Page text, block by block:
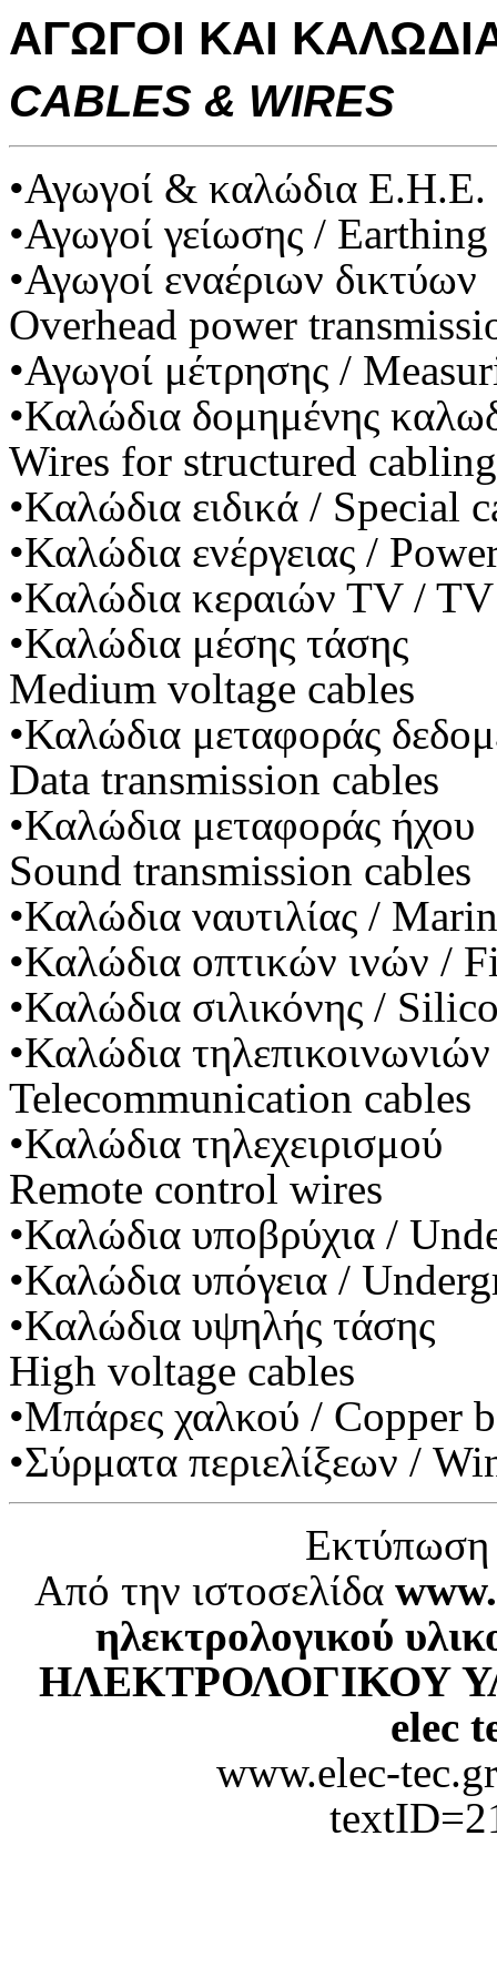
ΑΓΩΓΟΙ ΚΑΙ
CABLES & WIRES
•Αγωγοί & καλώδια
•Αγωγοί γείωσης /
•Αγωγοί εναέριων δικτύων
Overhead power
•Αγωγοί μέτρησης /
•Καλώδια δομημένης
Wires for structured cabling
•Καλώδια ειδικά / Special
•Καλώδια ενέργειας /
•Καλώδια κεραιών ΤV /
•Καλώδια μέσης τάσης
Medium voltage cables
•Καλώδια μεταφοράς
Data transmission cables
•Καλώδια μεταφοράς ήχου
Sound transmission cables
•Καλώδια ναυτιλίας /
•Καλώδια οπτικών ινών /
•Καλώδια σιλικόνης /
•Καλώδια τηλεπικοινωνιών
Telecommunication cables
•Καλώδια τηλεχειρισμού
Remote control wires
•Καλώδια υποβρύχια /
•Καλώδια υπόγεια /
•Καλώδια υψηλής τάσης
High voltage cables
•Μπάρες χαλκού / Copper
•Σύρματα περιελίξεων /
Εκτύπωση
Από την ιστοσελίδα
ηλεκτρολογικού
ΗΛΕΚΤΡΟΛΟΓΙΚΟΥ
elec
www.elec-